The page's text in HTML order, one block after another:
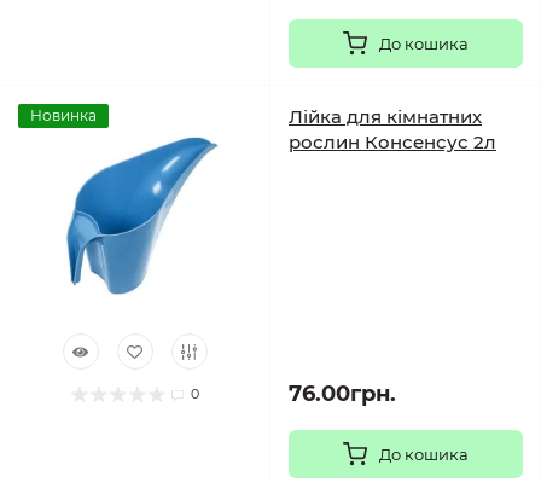
До кошика
Новинка
0
Лійка для кімнатних
рослин Консенсус 2л
76.00грн.
До кошика